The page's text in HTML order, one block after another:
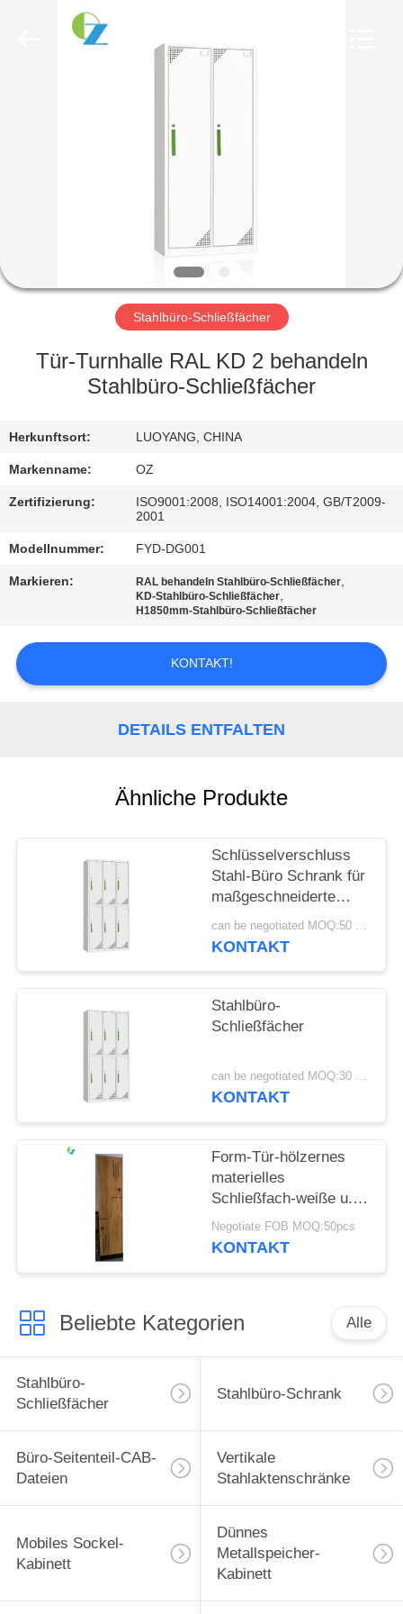
FABRIK-
AUSFLUG
QUALITÄTSKONTROLLE
TRETEN
SIE
MIT
IN
VERBINDUNG
NACHRICHTEN
SITEMAP
PRIVACY
POLICY
Stahlbüro-Schließfächer
Tür-Turnhalle RAL KD 2 behandeln
Stahlbüro-Schließfächer
Herkunftsort: LUOYANG, CHINA
Markenname: OZ
Zertifizierung:
ISO9001:2008, ISO14001:2004, GB/T2009-
2001
Modellnummer: FYD-DG001
Markieren: RAL behandeln Stahlbüro-Schließfächer,
KD-Stahlbüro-Schließfächer,
H1850mm-Stahlbüro-Schließfächer
KONTAKT!
DETAILS ENTFALTEN
Ähnliche Produkte
Schlüsselverschluss
Stahl-Büro Schrank für
maßgeschneiderte
Büro-Speicherlösungencan be negotiated MOQ:50 Stück
KONTAKT
Stahlbüro-
Schließfächer
can be negotiated MOQ:30 Stück
KONTAKT
Form-Tür-hölzernes
materielles
Schließfach-weiße u.
natürliche Eiche
Elegent neue Entwurfs-
Negotiate FOB MOQ:50pcs
KONTAKT
Beliebte Kategorien Alle
Stahlbüro-
Schließfächer
Stahlbüro-Schrank
Büro-Seitenteil-CAB-
Dateien
Vertikale
Stahlaktenschränke
Mobiles Sockel-
Kabinett
Dünnes
Metallspeicher-
Kabinett